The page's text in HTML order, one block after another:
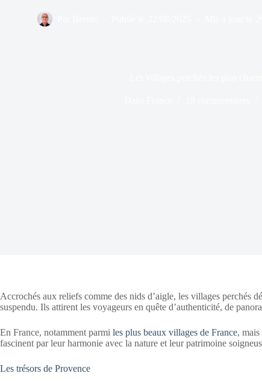
Accrochés aux reliefs comme des nids d’aigle, les villages perchés
suspendu. Ils attirent les voyageurs en quête d’authenticité, de
En France, notamment parmi les plus beaux villages de France,
fascinent par leur harmonie avec la nature et leur patrimoine
Les trésors de Provence